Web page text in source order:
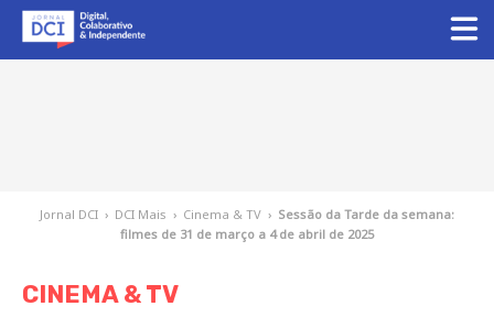
Jornal DCI › DCI Mais › Cinema & TV › Sessão da Tarde da semana:
filmes de 31 de março a 4 de abril de 2025
CINEMA & TV